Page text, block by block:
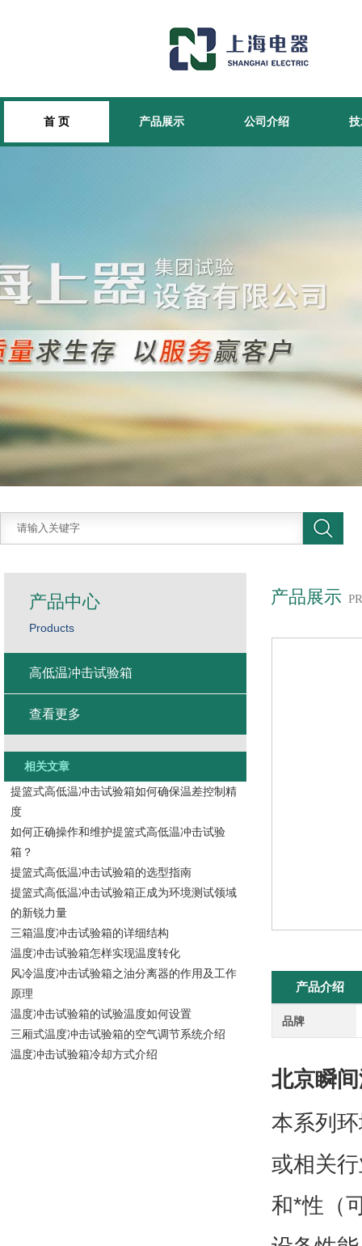
首 页 产品展示 公司介绍
产品展示
产品介绍
品牌
北京瞬
本系列
或相关
和*性（
产品中心
Products
高低温冲击试验箱
查看更多
相关文章
提篮式高低温冲击试验箱如何确保温差控制精
度
如何正确操作和维护提篮式高低温冲击试验
箱？
提篮式高低温冲击试验箱的选型指南
提篮式高低温冲击试验箱正成为环境测试领域
的新锐力量
三箱温度冲击试验箱的详细结构
温度冲击试验箱怎样实现温度转化
风冷温度冲击试验箱之油分离器的作用及工作
原理
温度冲击试验箱的试验温度如何设置
三厢式温度冲击试验箱的空气调节系统介绍
温度冲击试验箱冷却方式介绍